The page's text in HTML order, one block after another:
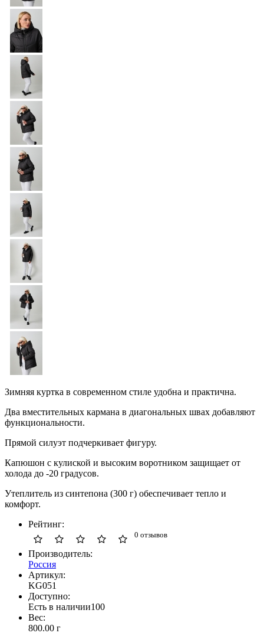
Зимняя куртка в современном стиле удобна и практична.
Два вместительных кармана в диагональных швах добавляют
функциональности.
Прямой силуэт подчеркивает фигуру.
Капюшон с кулиской и высоким воротником защищает от
холода до -20 градусов.
Утеплитель из синтепона (300 г) обеспечивает тепло и
комфорт.
Рейтинг:
0 отзывов
Производитель:
Россия
Артикул:
KG051
Доступно:
Есть в наличии100
Вес:
800.00 г